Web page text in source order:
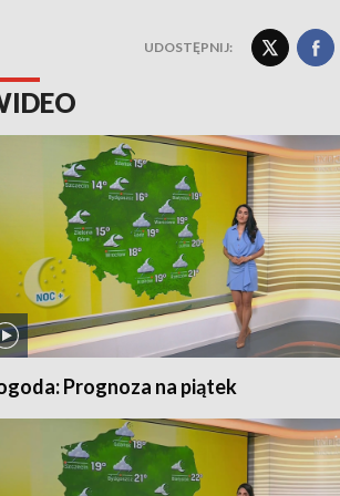
UDOSTĘPNIJ:
Prognoza na piątek